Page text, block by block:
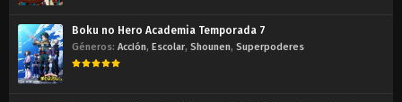
Boku no Hero Academia Temporada 7
Géneros: Acción, Escolar, Shounen, Superpoderes